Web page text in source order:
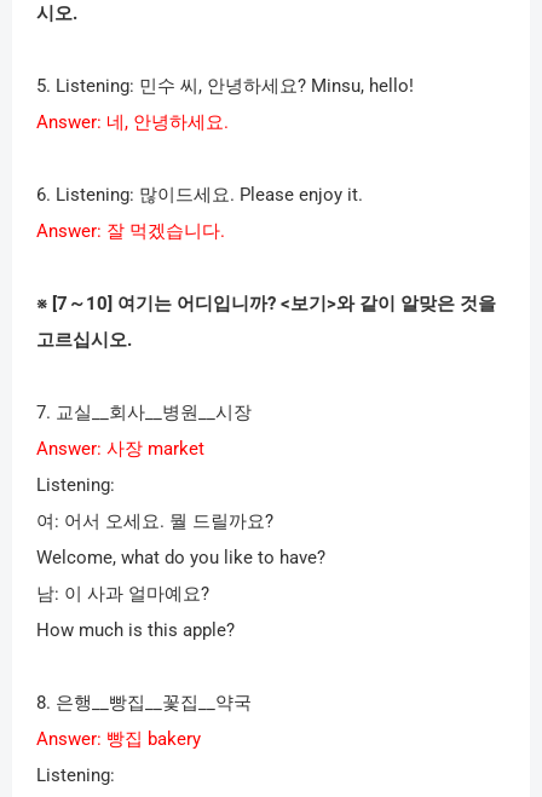
시오.
5. Listening: 민수 씨, 안녕하세요? Minsu, hello!
Answer: 네, 안녕하세요.
6. Listening: 많이드세요. Please enjoy it.
Answer: 잘 먹겠습니다.
※ [7 ～10] 여기는 어디입니까? <보기>와 같이 알맞은 것을
고르십시오.
7. 교실 회사 병원
시장
Answer: 사장 market
Listening:
여: 어서 오세요. 뭘 드릴까요?
Welcome, what do you like to have?
남: 이 사과 얼마예요?
How much is this apple?
8. 은행 빵집 꽃집
약국
Answer: 빵집 bakery
Listening: